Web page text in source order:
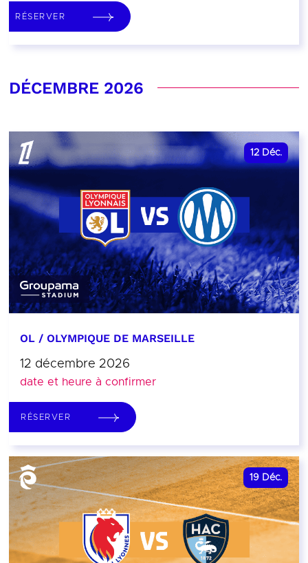
RÉSERVER
DÉCEMBRE 2026
12 Déc.
OL / OLYMPIQUE DE MARSEILLE
12 décembre 2026
date et heure à confirmer
RÉSERVER
19 Déc.